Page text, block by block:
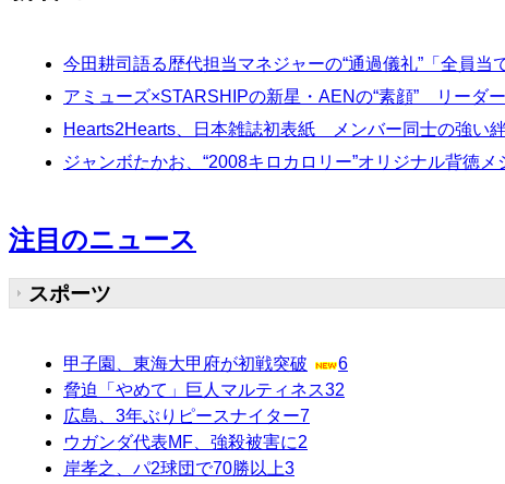
今田耕司語る歴代担当マネジャーの“通過儀礼”「全員当
アミューズ×STARSHIPの新星・AENの“素顔” リーダ
Hearts2Hearts、日本雑誌初表紙 メンバー同士の強い
ジャンボたかお、“2008キロカロリー”オリジナル背徳
注目のニュース
スポーツ
甲子園、東海大甲府が初戦突破
6
脅迫「やめて」巨人マルティネス32
広島、3年ぶりピースナイター7
ウガンダ代表MF、強殺被害に2
岸孝之、パ2球団で70勝以上3